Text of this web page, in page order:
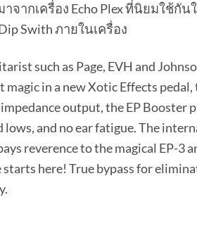
จากเครื่อง Echo Plex ที่นิยมใช้กั
Swith ภายในเครื่อง
such as Page, EVH and
magic in a new Xotic Effects
output, the EP
and no ear fatigue. The
reverence to the magical EP-3
here! True bypass for